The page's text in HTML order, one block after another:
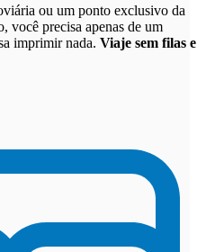
ou um ponto exclusivo da
você precisa apenas de um
imprimir nada. Viaje sem filas e